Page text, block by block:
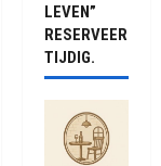
LEVEN”
RESERVEER
TIJDIG.